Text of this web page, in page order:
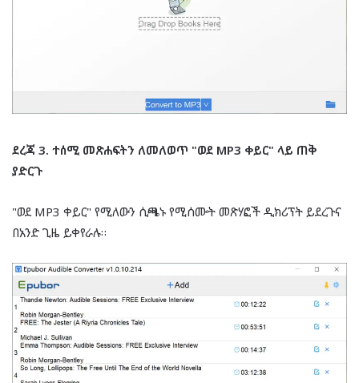
ደረጃ 3. ተሰሚ መጽሐፍትን ለመለወጥ "ወደ MP3 ቀይር" ላይ ጠቅ
ያድርጉ
"ወደ MP3 ቀይር" የሚለውን ሲጫኑ የሚሰሙት መጽሃፎች ዲክሪፕት ይደረጉና
በአንድ ጊዜ ይቀየራሉ።